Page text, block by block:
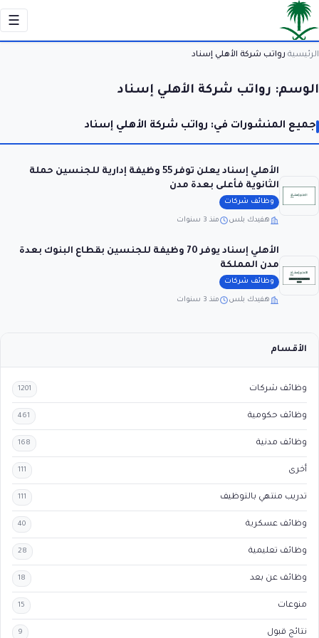
☰
الرئيسية رواتب شركة الأهلي إسناد
الوسم: رواتب شركة الأهلي إسناد
جميع المنشورات في: رواتب شركة الأهلي إسناد
الأهلي إسناد يعلن توفر 55 وظيفة إدارية للجنسين حملة
الثانوية فأعلى بعدة مدن
وظائف شركات
هفيدك بلس منذ 3 سنوات
الأهلي إسناد يوفر 70 وظيفة للجنسين بقطاع البنوك بعدة
مدن المملكة
وظائف شركات
هفيدك بلس منذ 3 سنوات
الأقسام
وظائف شركات 1201
وظائف حكومية 461
وظائف مدنية 168
أخرى 111
تدريب منتهي بالتوظيف 111
وظائف عسكرية 40
وظائف تعليمية 28
وظائف عن بعد 18
منوعات 15
نتائج قبول 9